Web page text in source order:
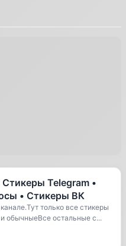
Telegram •
• Стикеры ВК
только все стикеры
обычныеВсе остальные с...